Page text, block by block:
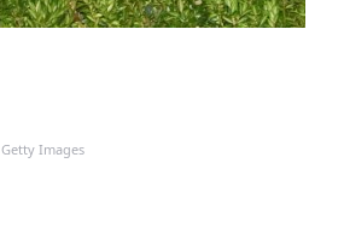
Images